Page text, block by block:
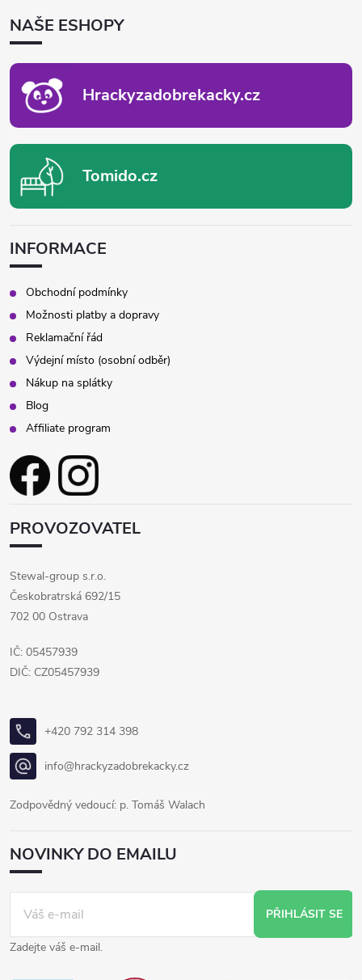
ANAŠE ESHOPY
Hrackyzadobrekacky.cz
Tomido.cz
INFORMACE
Obchodní podmínky
Možnosti platby a dopravy
Reklamační řád
Výdejní místo (osobní odběr)
Nákup na splátky
Blog
Affiliate program
PROVOZOVATEL
Stewal-group s.r.o.
Českobratrská 692/15
702 00 Ostrava
IČ: 05457939
DIČ: CZ05457939
+420 792 314 398
info@hrackyzadobrekacky.cz
Zodpovědný vedoucí: p. Tomáš Walach
NOVINKY DO EMAILU
PŘIHLÁSIT SE
Zadejte váš e-mail.